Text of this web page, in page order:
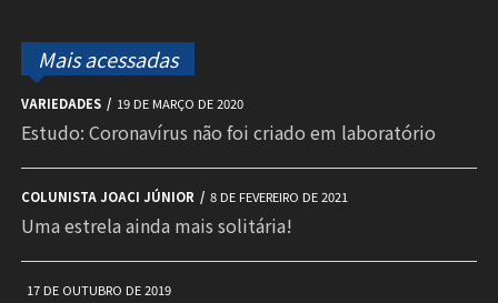
Mais acessadas
VARIEDADES 19 DE MARÇO DE 2020
Estudo: Coronavírus não foi criado em laboratório
COLUNISTA JOACI JÚNIOR 8 DE FEVEREIRO DE 2021
Uma estrela ainda mais solitária!
17 DE OUTUBRO DE 2019